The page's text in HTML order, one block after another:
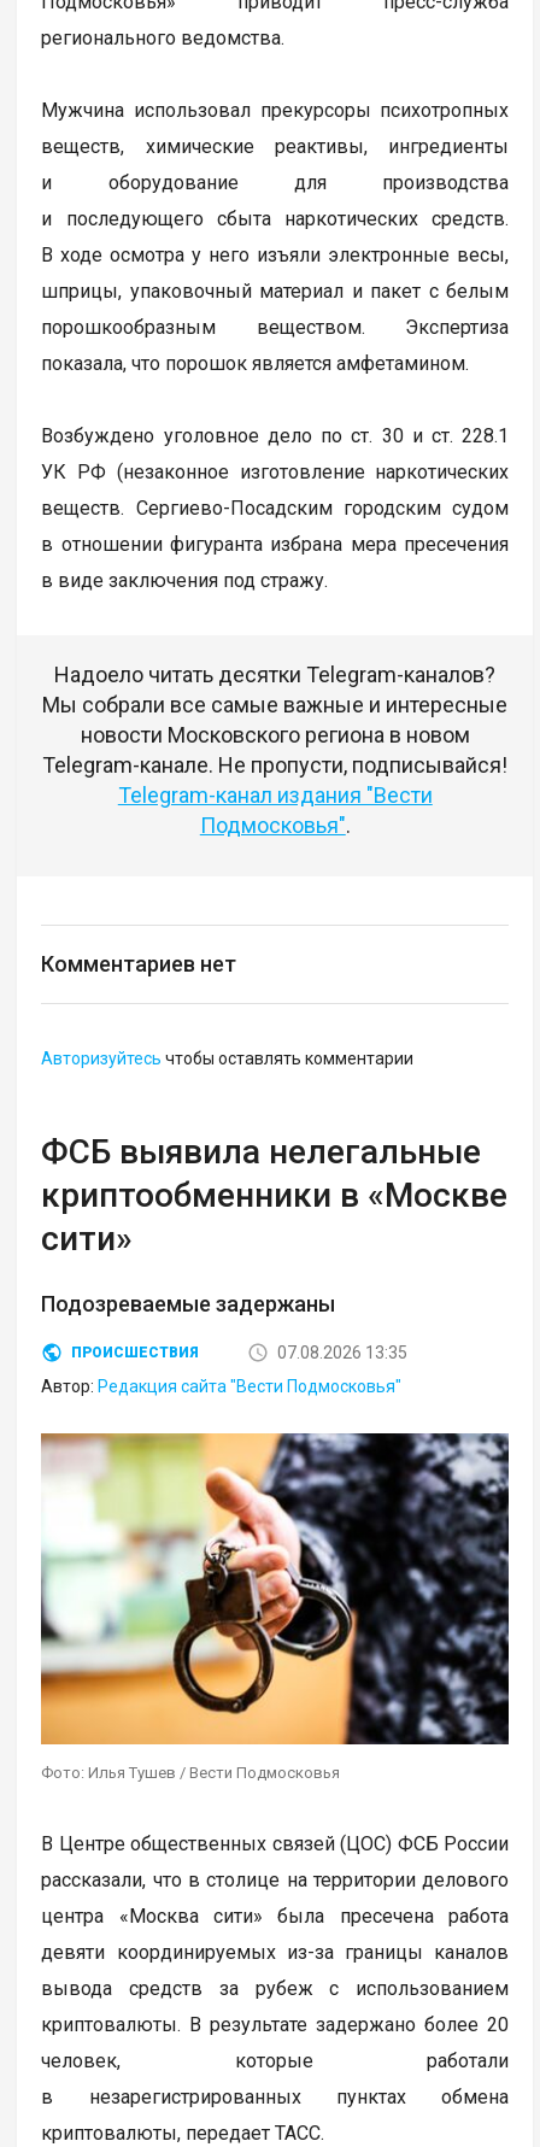
регионального ведомства.
Мужчина использовал прекурсоры психотропных
веществ, химические реактивы, ингредиенты
и оборудование для производства
и последующего сбыта наркотических средств.
В ходе осмотра у него изъяли электронные весы,
шприцы, упаковочный материал и пакет с белым
порошкообразным веществом. Экспертиза
показала, что порошок является амфетамином.
Возбуждено уголовное дело по ст. 30 и ст. 228.1
УК РФ (незаконное изготовление наркотических
веществ. Сергиево-Посадским городским судом
в отношении фигуранта избрана мера пресечения
в виде заключения под стражу.
Надоело читать десятки Telegram-каналов?
Мы собрали все самые важные и интересные
новости Московского региона в новом
Telegram-канале. Не пропусти, подписывайся!
Telegram-канал издания "Вести
Подмосковья".
Комментариев нет
Авторизуйтесь чтобы оставлять комментарии
ФСБ выявила нелегальные
криптообменники в «Москве
сити»
Подозреваемые задержаны
ПРОИСШЕСТВИЯ
07.08.2026 13:35
Автор: Редакция сайта "Вести Подмосковья"
Фото: Илья Тушев / Вести Подмосковья
В Центре общественных связей (ЦОС) ФСБ России
рассказали, что в столице на территории делового
центра «Москва сити» была пресечена работа
девяти координируемых из-за границы каналов
вывода средств за рубеж с использованием
криптовалюты. В результате задержано более 20
человек, которые работали
в незарегистрированных пунктах обмена
криптовалюты, передает ТАСС.